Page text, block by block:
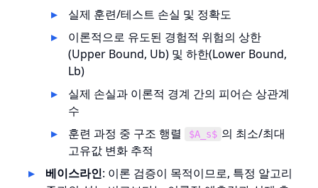
실제 훈련/테스트 손실 및 정확도
이론적으로 유도된 경험적 위험의 상한
(Upper Bound, Ub) 및 하한(Lower Bound,
Lb)
실제 손실과 이론적 경계 간의 피어슨 상관계
수
훈련 과정 중 구조 행렬
$A_s$ 의 최소/최대
고유값 변화 추적
베이스라인: 이론 검증이 목적이므로, 특정 알고리